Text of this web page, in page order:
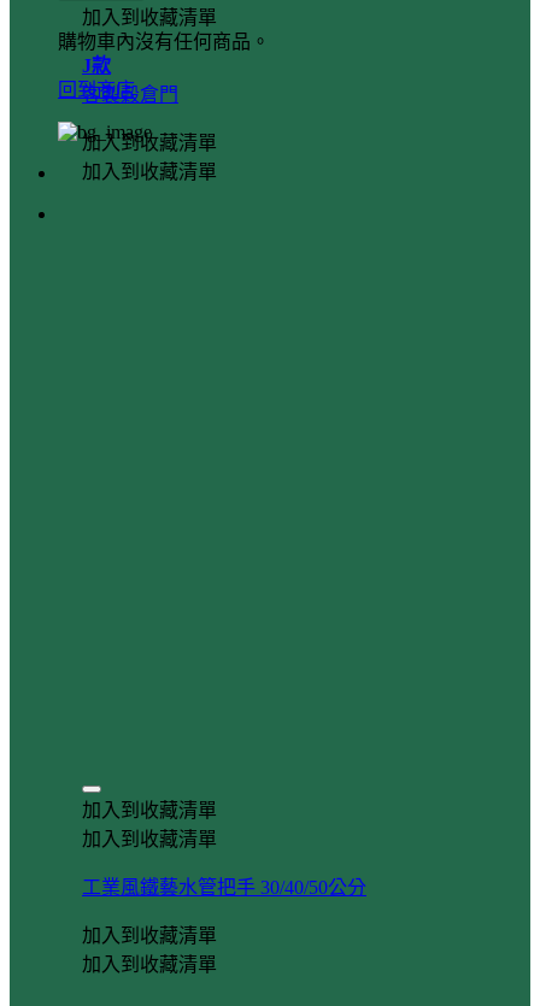
購物車內沒有任何商品。
回到商店
加入到收藏清單
J款
客製穀倉門
加入到收藏清單
加入到收藏清單
加入到收藏清單
加入到收藏清單
工業風鐵藝水管把手 30/40/50公分
加入到收藏清單
加入到收藏清單